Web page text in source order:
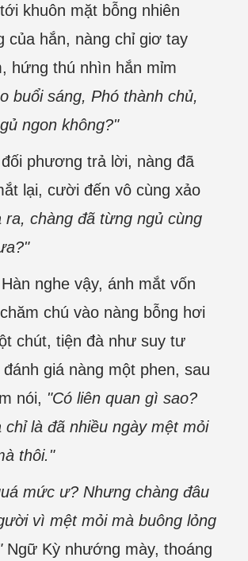
khuôn mặt bỗng nhiên
của hắn, nàng chỉ giơ tay
hứng thú nhìn hắn mỉm
buổi sáng, Phó thành chủ,
ngon không?"
phương trả lời, nàng đã
lại, cười đến vô cùng xảo
ra, chàng đã từng ngủ cùng
nghe vậy, ánh mắt vốn
chú vào nàng bỗng hơi
chút, tiện đà như suy tư
giá nàng một phen, sau
nói, "Có liên quan gì sao?
chỉ là đã nhiều ngày mệt mỏi
thôi."
mức ư? Nhưng chàng đâu
vì mệt mỏi mà buông lỏng
Ngữ Kỳ nhướng mày, thoáng